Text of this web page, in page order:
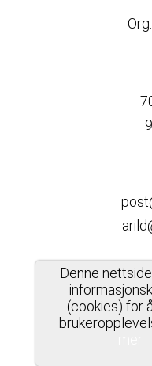
Denne
(cookies) for